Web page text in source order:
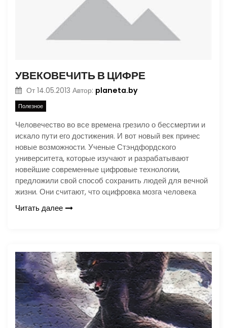
УВЕКОВЕЧИТЬ В ЦИФРЕ
От 14.05.2013 Автор: planeta.by
Полезное
Человечество во все времена грезило о бессмертии и
искало пути его достижения. И вот новый век принес
новые возможности. Ученые Стэндфордского
университета, которые изучают и разрабатывают
новейшие современные цифровые технологии,
предложили свой способ сохранить людей для вечной
жизни. Они считают, что оцифровка мозга человека
Читать далее